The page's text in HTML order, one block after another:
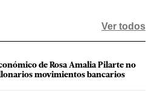
Ver todos
de Rosa Amalia Pilarte no
movimientos bancarios